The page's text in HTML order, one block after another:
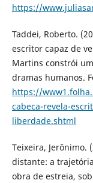
https://
Taddei, Roberto.
escritor capaz de
Martins constrói
dramas humanos.
https://
cabeca-revela-
liberdade.shtml
Teixeira, Jerônimo.
distante: a
obra de estreia,